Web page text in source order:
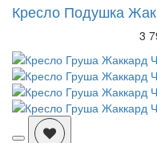
Кресло Подушка
3